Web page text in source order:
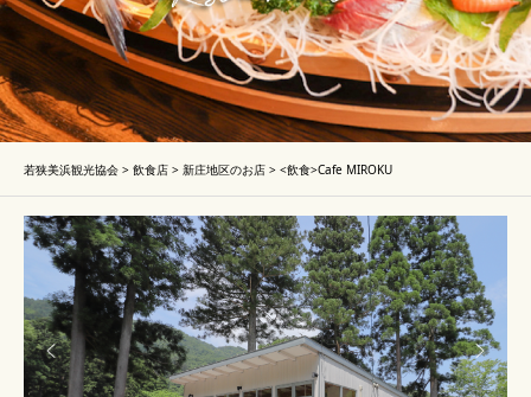
若狭美浜観光協会 > 飲食店 > 新庄地区のお店 > <飲食>Cafe MIROKU